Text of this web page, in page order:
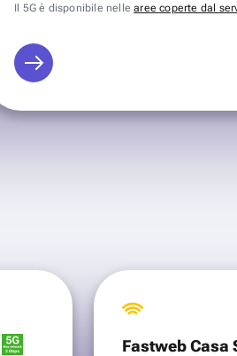
Il 5G è disponibile nellearee coperte dal
Fastweb Casa